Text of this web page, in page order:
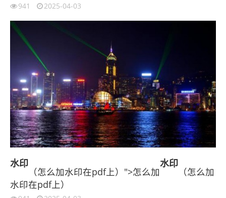
941 2025-04-03
水印
（怎么加水印在pdf上）">怎么加
水印
（怎么加
水印在pdf上）